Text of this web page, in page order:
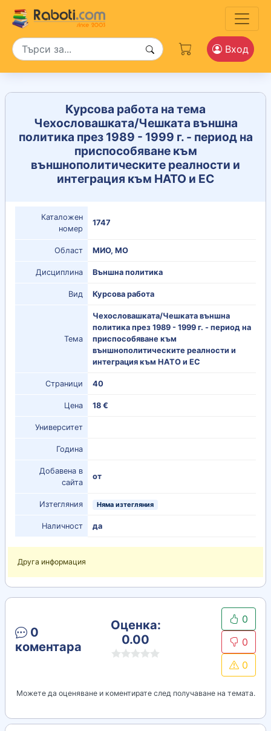
Вход
Курсова работа на тема
Чехословашката/Чешката външна
политика през 1989 - 1999 г. - период на
приспособяване към
външнополитическите реалности и
интеграция към НАТО и ЕС
Каталожен
номер
1747
Област МИО, МО
Дисциплина Външна политика
Вид Курсова работа
Тема
Чехословашката/Чешката външна
политика през 1989 - 1999 г. - период на
приспособяване към
външнополитическите реалности и
интеграция към НАТО и ЕС
Страници 40
Цена 18 €
Университет
Година
Добавена в
сайта
от
Изтегляния Няма изтегляния
Наличност да
Друга информация
0
коментара
Оценка:
0.00
0
0
0
Можете да оценяване и коментирате след получаване на темата.